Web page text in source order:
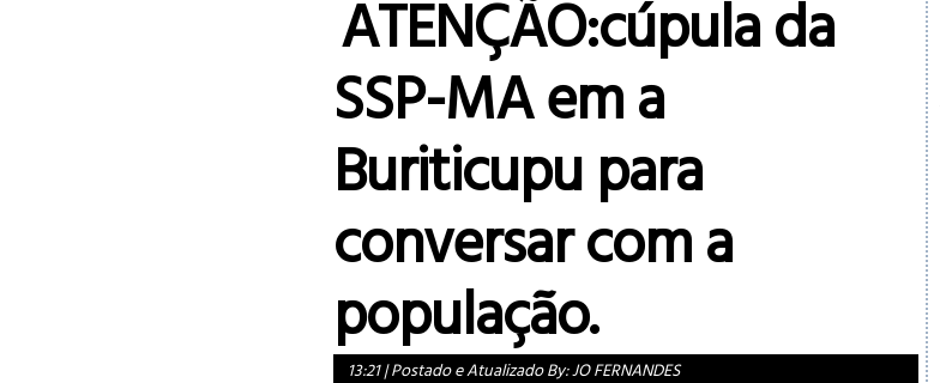
ATENÇÃO:cúpula da
SSP-MA em a
Buriticupu para
conversar com a
população.
13:21|Postado e Atualizado By:JO FERNANDES